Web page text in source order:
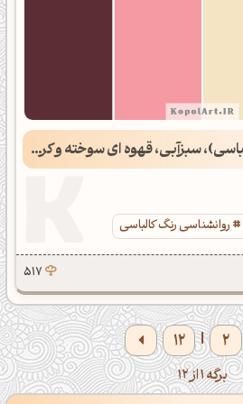
سبزآبی، قهوه ای سوخته و کرمی
روانشناسی رنگ کالباسی
517
2
|
12
برگه 1 از 12